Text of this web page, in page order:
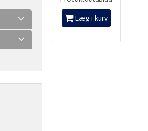
]
Læg i kurv